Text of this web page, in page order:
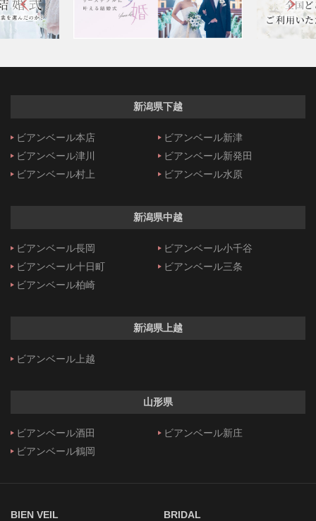
新潟県下越
ビアンベール本店
ビアンベール新津
ビアンベール津川
ビアンベール新発田
ビアンベール村上
ビアンベール水原
新潟県中越
ビアンベール長岡
ビアンベール小千谷
ビアンベール十日町
ビアンベール三条
ビアンベール柏崎
新潟県上越
ビアンベール上越
山形県
ビアンベール酒田
ビアンベール新庄
ビアンベール鶴岡
BIEN VEIL BRIDAL